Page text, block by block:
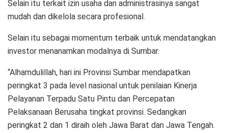
Selain itu terkait izin usaha dan administrasinya sangat
mudah dan dikelola secara profesional.
Selain itu sebagai momentum terbaik untuk mendatangkan
investor menanamkan modalnya di Sumbar.
“Alhamdulillah, hari ini Provinsi Sumbar mendapatkan
peringkat 3 pada level nasional untuk penilaian Kinerja
Pelayanan Terpadu Satu Pintu dan Percepatan
Pelaksanaan Berusaha tingkat provinsi. Sedangkan
peringkat 2 dan 1 diraih oleh Jawa Barat dan Jawa Tengah.